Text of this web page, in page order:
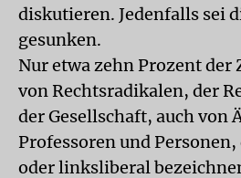
diskutieren. Jedenfalls sei
gesunken.
Nur etwa zehn Prozent
von Rechtsradikalen, der
der Gesellschaft, auch von
Professoren und
oder linksliberal